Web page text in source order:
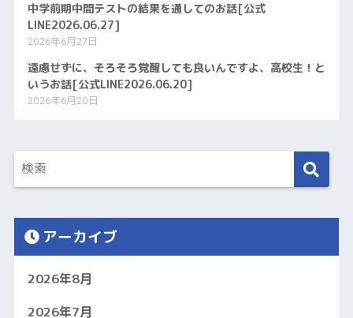
中学前期中間テストの結果を通してのお話[公式
LINE2026.06.27]
2026年6月27日
遠慮せずに、そろそろ覚醒しても良いんですよ、高校生！と
いうお話[公式LINE2026.06.20]
2026年6月20日
アーカイブ
2026年8月
2026年7月